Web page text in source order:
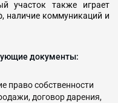
участок также играет
наличие коммуникаций и
документы:
собственности
договор дарения,